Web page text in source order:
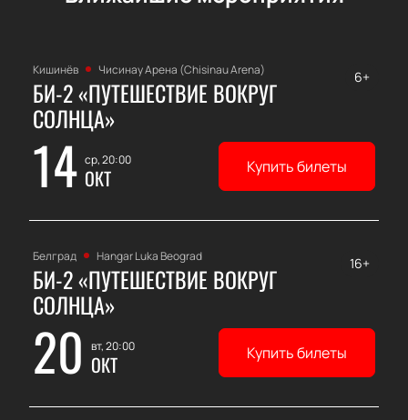
Кишинёв Чисинау Арена (Chisinau Arena)
БИ-2 «ПУТЕШЕСТВИЕ ВОКРУГ
СОЛНЦА»
14 ср, 20:00
ОКТ
6+
Купить билеты
Белград Hangar Luka Beograd
БИ-2 «ПУТЕШЕСТВИЕ ВОКРУГ
СОЛНЦА»
20 вт, 20:00
ОКТ
16+
Купить билеты